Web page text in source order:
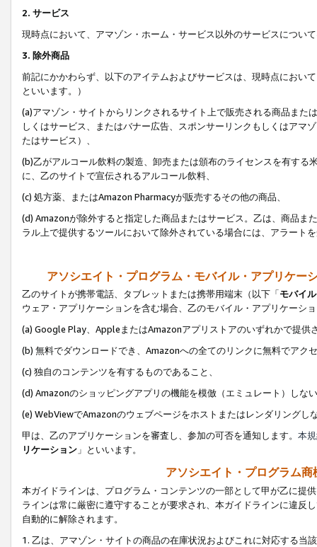
2. サービス
現時点において、アマゾン・ホーム・サービス以外のサービスについ
3. 除外商品
前記にかかわらず、以下のアイテムおよびサービスは、現時点におい
といいます。）
(a)アマゾン・サイトからリンクされるサイト上で販売される商品ま
しくはサービス、またはバナー広告、スポンサーリンクもしくはアマ
たはサービス）、
(b)乙がアルコール飲料の製造、卸売または頒布のライセンスを有す
に、乙のサイトで宣伝されるアルコール飲料、
(c) 処方薬、またはAmazon Pharmacyが販売するその他の商品、
(d) Amazonが除外すると指定した商品またはサービス。乙は、商品ま
ラル上で提供するツールにおいて除外されている場合には、アラート
アソシエイト・プログラム・モバイル・アプリケー
乙のサイトが携帯電話、タブレットまたは携帯用端末（以下「モバイ
ウェア・アプリケーションを含む場合、乙のモバイル・アプリケーシ
(a) Google Play、AppleまたはAmazonアプリストアのいずれかで提供
(b) 無料でダウンロードでき、Amazonへの全てのリンクに無料でアク
(c) 独自のコンテンツを有するものであること、
(d) Amazonのショッピングアプリの機能を模倣（エミュレート）しな
(e) WebViewでAmazonのウェブページをホストまたはレンダリングし
甲は、乙のアプリケーションを審査し、参加の可否を通知します。 本
リケーション 」といいます。
アソシエイト・プログラム
本ガイドラインは、プログラム・コンテンツの一部として甲が乙に提
ラインは常に厳密に遵守することが要求され、本ガイドラインに違反
自動的に解除されます。
1. 乙は、アマゾン・サイトの商品の在庫状況およびこれに対応する